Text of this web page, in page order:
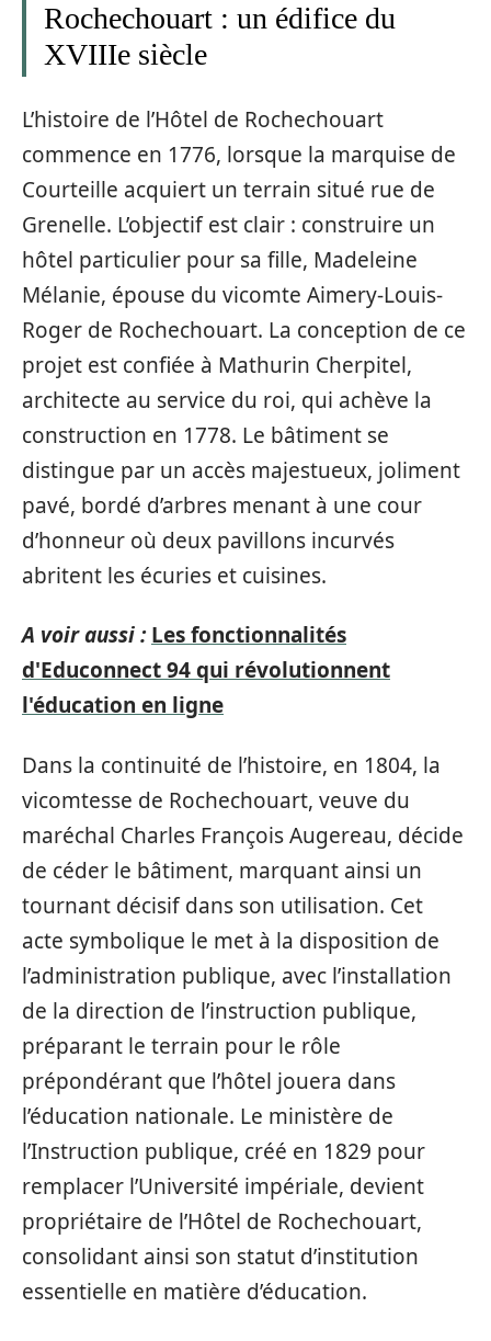
Rochechouart : un édifice du
XVIIIe siècle
L’histoire de l’Hôtel de Rochechouart
commence en 1776, lorsque la marquise de
Courteille acquiert un terrain situé rue de
Grenelle. L’objectif est clair : construire un
hôtel particulier pour sa fille, Madeleine
Mélanie, épouse du vicomte Aimery-Louis-
Roger de Rochechouart. La conception de ce
projet est confiée à Mathurin Cherpitel,
architecte au service du roi, qui achève la
construction en 1778. Le bâtiment se
distingue par un accès majestueux, joliment
pavé, bordé d’arbres menant à une cour
d’honneur où deux pavillons incurvés
abritent les écuries et cuisines.
A voir aussi : Les fonctionnalités
d'Educonnect 94 qui révolutionnent
l'éducation en ligne
Dans la continuité de l’histoire, en 1804, la
vicomtesse de Rochechouart, veuve du
maréchal Charles François Augereau, décide
de céder le bâtiment, marquant ainsi un
tournant décisif dans son utilisation. Cet
acte symbolique le met à la disposition de
l’administration publique, avec l’installation
de la direction de l’instruction publique,
préparant le terrain pour le rôle
prépondérant que l’hôtel jouera dans
l’éducation nationale. Le ministère de
l’Instruction publique, créé en 1829 pour
remplacer l’Université impériale, devient
propriétaire de l’Hôtel de Rochechouart,
consolidant ainsi son statut d’institution
essentielle en matière d’éducation.